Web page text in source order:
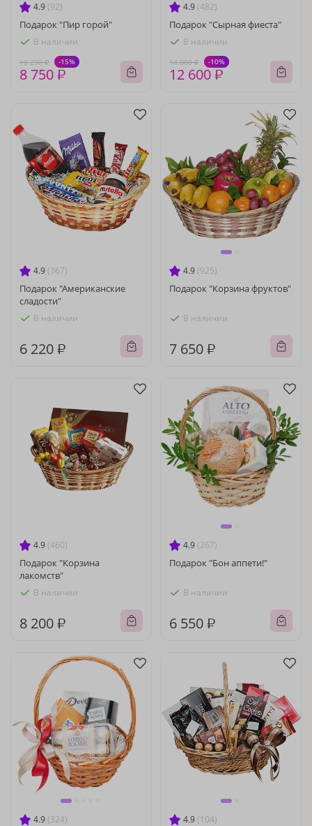
4.9 (92)
Подарок "Пир горой"
В наличии
10 290 ₽ -15%
8 750 ₽
4.9 (482)
Подарок "Сырная фиеста"
В наличии
14 000 ₽ -10%
12 600 ₽
4.9 (367)
Подарок "Американские
сладости"
В наличии
6 220 ₽
4.9 (925)
Подарок "Корзина фруктов"
В наличии
7 650 ₽
4.9 (460)
Подарок "Корзина
лакомств"
В наличии
8 200 ₽
4.9 (267)
Подарок "Бон аппети!"
В наличии
6 550 ₽
4.9 (324) 4.9 (104)